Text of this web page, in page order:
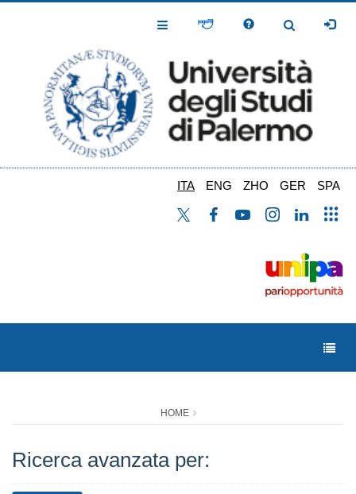
Toggle
Toggle
ITA ENG ZHO GER SPA
HOME
Ricerca avanzata per: